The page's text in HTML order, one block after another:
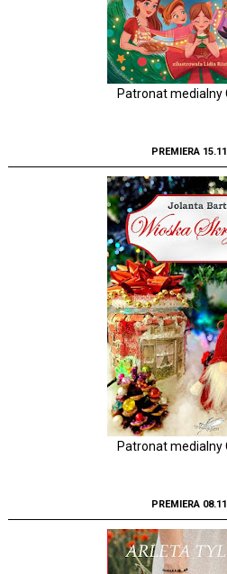
Patronat medialny
PREMIERA
Patronat medialny
PREMIERA